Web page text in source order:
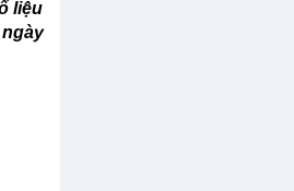
liệu